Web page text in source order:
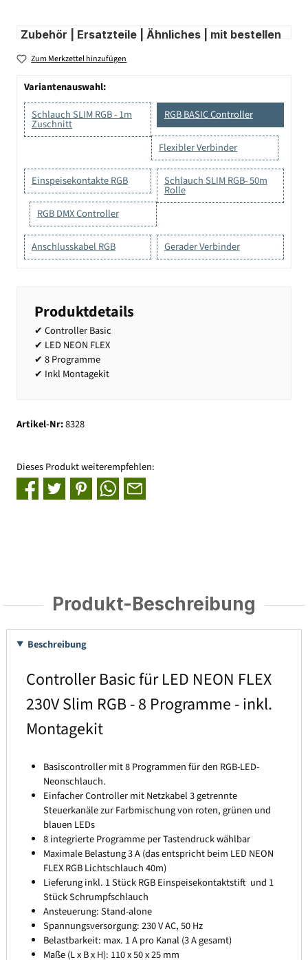
Zubehör | Ersatzteile | Ähnliches | mit bestellen
Zum Merkzettel hinzufügen
Variantenauswahl:
Schlauch SLIM RGB - 1m
Zuschnitt
RGB BASIC Controller
Flexibler Verbinder
Schlauch SLIM RGB- 50m
Rolle
Einspeisekontakte RGB
RGB DMX Controller
Anschlusskabel RGB Gerader Verbinder
Produktdetails
✔ Controller Basic
✔ LED NEON FLEX
✔ 8 Programme
✔ Inkl Montagekit
Artikel-Nr:8328
Dieses Produkt weiterempfehlen:
Produkt-Beschreibung
Beschreibung
Controller Basic für LED NEON FLEX
230V Slim RGB - 8 Programme - inkl.
Montagekit
Basiscontroller mit 8 Programmen für den RGB-LED-
Neonschlauch.
Einfacher Controller mit Netzkabel 3 getrennte
Steuerkanäle zur Farbmischung von roten, grünen und
blauen LEDs
8 integrierte Programme per Tastendruck wählbar
Maximale Belastung 3 A (das entspricht beim LED NEON
FLEX RGB Lichtschlauch 40m)
Lieferung inkl. 1 Stück RGB Einspeisekontaktstift und 1
Stück Schrumpfschlauch
Ansteuerung: Stand-alone
Spannungsversorgung: 230 V AC, 50 Hz
Belastbarkeit: max. 1 A pro Kanal (3 A gesamt)
Maße (L x B x H): 110 x 50 x 25 mm